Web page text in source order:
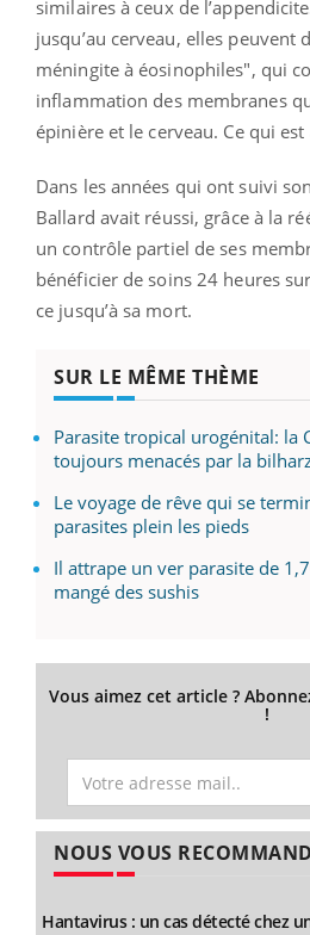
similaires à ceux de
jusqu’au cerveau, elles peuvent
méningite à éosinophiles", qui
inflammation des membranes
épinière et le cerveau. Ce qui
Dans les années qui ont suivi
Ballard avait réussi, grâce à la
un contrôle partiel de ses
bénéficier de soins 24 heures
ce jusqu’à sa mort.
SUR LE MÊME THÈME
Parasite tropical urogénital: la
toujours menacés par la
Le voyage de rêve qui se
parasites plein les pieds
Il attrape un ver parasite de
mangé des sushis
Vous aimez cet article ?
!
NOUS VOUS
Hantavirus : un cas détecté chez